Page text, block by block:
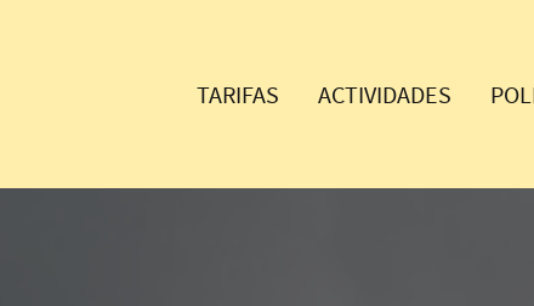
TARIFAS ACTIVIDADES